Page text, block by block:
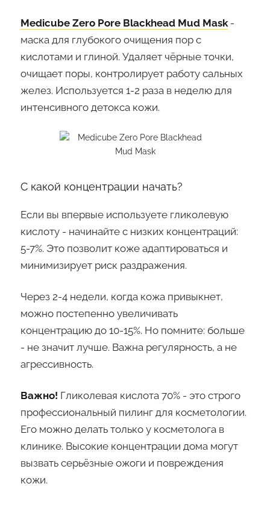
Medicube Zero Pore Blackhead Mud Mask-
маска для глубокого очищения пор с
кислотами и глиной. Удаляет чёрные точки,
очищает поры, контролирует работу сальных
желез. Используется 1-2 раза в неделю для
интенсивного детокса кожи.
С какой концентрации начать?
Если вы впервые используете гликолевую
кислоту - начинайте с низких концентраций:
5-7%. Это позволит коже адаптироваться и
минимизирует риск раздражения.
Через 2-4 недели, когда кожа привыкнет,
можно постепенно увеличивать
концентрацию до 10-15%. Но помните: больше
- не значит лучше. Важна регулярность, а не
агрессивность.
Важно! Гликолевая кислота 70% - это строго
профессиональный пилинг для косметологии.
Его можно делать только у косметолога в
клинике. Высокие концентрации дома могут
вызвать серьёзные ожоги и повреждения
кожи.